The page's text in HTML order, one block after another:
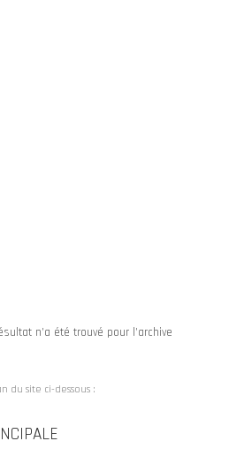
n’a été trouvé pour l’archive
du site ci-dessous :